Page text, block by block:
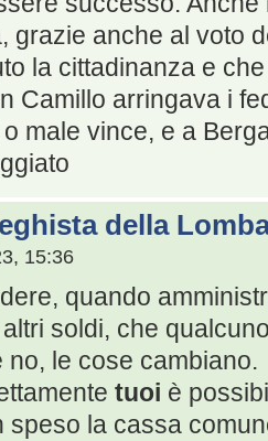
grazie anche al voto
la cittadinanza e
Camillo arringava i
male vince, e a
della
15:36
quando
soldi, che
le cose cambiano.
tuoi è
speso la cassa